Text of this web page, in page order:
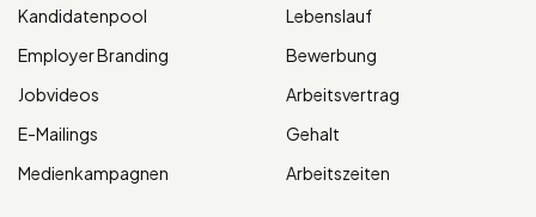
Kandidatenpool
Employer Branding
Jobvideos
E-Mailings
Medienkampagnen
Lebenslauf
Bewerbung
Arbeitsvertrag
Gehalt
Arbeitszeiten